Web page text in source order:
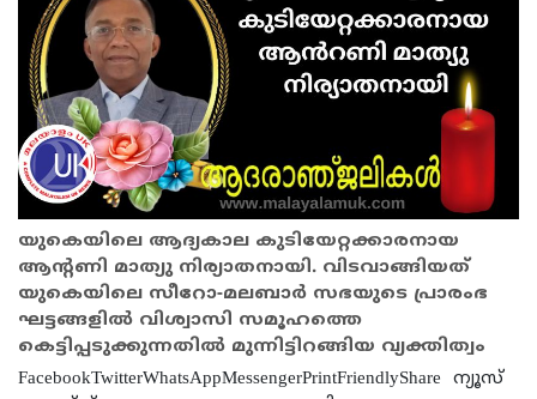
യുകെയിലെ ആദ്യകാല കുടിയേറ്റക്കാരനായ
ആന്റണി മാത്യു നിര്യാതനായി. വിടവാങ്ങിയത്
യുകെയിലെ സീറോ-മലബാർ സഭയുടെ പ്രാരംഭ
ഘട്ടങ്ങളിൽ വിശ്വാസി സമൂഹത്തെ
കെട്ടിപ്പടുക്കുന്നതിൽ മുന്നിട്ടിറങ്ങിയ വ്യക്തിത്വം
FacebookTwitterWhatsAppMessengerPrintFriendlyShare ന്യൂസ്